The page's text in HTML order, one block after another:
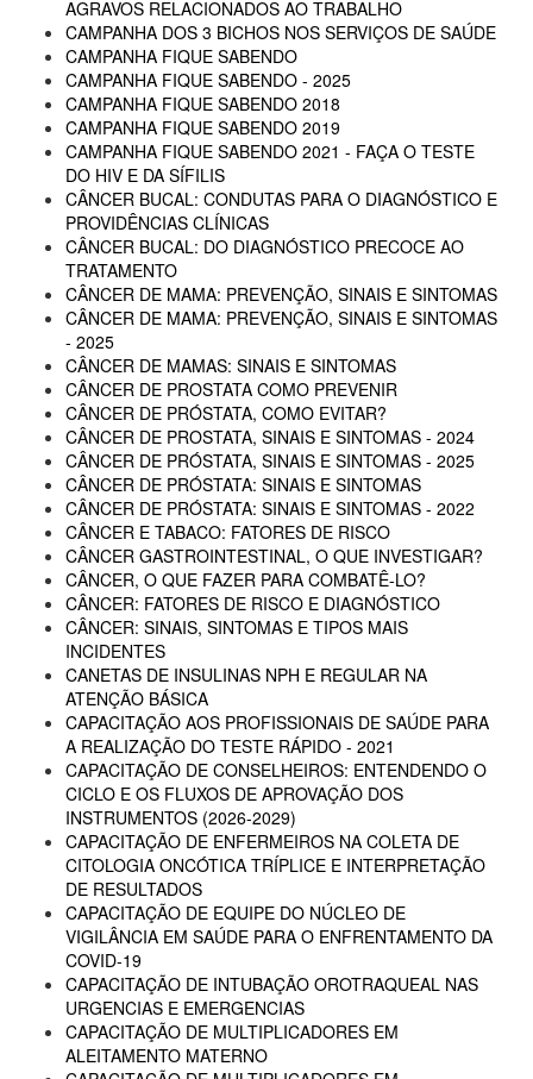
AGRAVOS RELACIONADOS AO TRABALHO
CAMPANHA DOS 3 BICHOS NOS SERVIÇOS DE SAÚDE
CAMPANHA FIQUE SABENDO
CAMPANHA FIQUE SABENDO - 2025
CAMPANHA FIQUE SABENDO 2018
CAMPANHA FIQUE SABENDO 2019
CAMPANHA FIQUE SABENDO 2021 - FAÇA O TESTE
DO HIV E DA SÍFILIS
CÂNCER BUCAL: CONDUTAS PARA O DIAGNÓSTICO E
PROVIDÊNCIAS CLÍNICAS
CÂNCER BUCAL: DO DIAGNÓSTICO PRECOCE AO
TRATAMENTO
CÂNCER DE MAMA: PREVENÇÃO, SINAIS E SINTOMAS
CÂNCER DE MAMA: PREVENÇÃO, SINAIS E SINTOMAS
- 2025
CÂNCER DE MAMAS: SINAIS E SINTOMAS
CÂNCER DE PROSTATA COMO PREVENIR
CÂNCER DE PRÓSTATA, COMO EVITAR?
CÂNCER DE PROSTATA, SINAIS E SINTOMAS - 2024
CÂNCER DE PRÓSTATA, SINAIS E SINTOMAS - 2025
CÂNCER DE PRÓSTATA: SINAIS E SINTOMAS
CÂNCER DE PRÓSTATA: SINAIS E SINTOMAS - 2022
CÂNCER E TABACO: FATORES DE RISCO
CÂNCER GASTROINTESTINAL, O QUE INVESTIGAR?
CÂNCER, O QUE FAZER PARA COMBATÊ-LO?
CÂNCER: FATORES DE RISCO E DIAGNÓSTICO
CÂNCER: SINAIS, SINTOMAS E TIPOS MAIS
INCIDENTES
CANETAS DE INSULINAS NPH E REGULAR NA
ATENÇÃO BÁSICA
CAPACITAÇÃO AOS PROFISSIONAIS DE SAÚDE PARA
A REALIZAÇÃO DO TESTE RÁPIDO - 2021
CAPACITAÇÃO DE CONSELHEIROS: ENTENDENDO O
CICLO E OS FLUXOS DE APROVAÇÃO DOS
INSTRUMENTOS (2026-2029)
CAPACITAÇÃO DE ENFERMEIROS NA COLETA DE
CITOLOGIA ONCÓTICA TRÍPLICE E INTERPRETAÇÃO
DE RESULTADOS
CAPACITAÇÃO DE EQUIPE DO NÚCLEO DE
VIGILÂNCIA EM SAÚDE PARA O ENFRENTAMENTO DA
COVID-19
CAPACITAÇÃO DE INTUBAÇÃO OROTRAQUEAL NAS
URGENCIAS E EMERGENCIAS
CAPACITAÇÃO DE MULTIPLICADORES EM
ALEITAMENTO MATERNO